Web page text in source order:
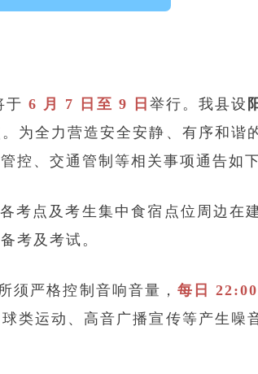
于6 月 7 日至 9 日 举行。我县设
为全力营造安全安静、有序和谐
控、交通管制等相关事项通告如
考点及考生集中食宿点位周边在
考及考试。
须严格控制音响音量， 每日
类运动、高音广播宣传等产生噪